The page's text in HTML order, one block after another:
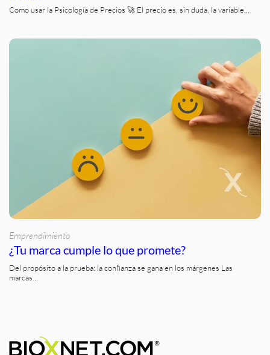
Como usar la Psicología de Precios 🚀 El precio es, sin duda, la variable…
Emprendimiento
¿Tu marca cumple lo que promete?
Del propósito a la prueba: la confianza se gana en los márgenes Las
marcas…